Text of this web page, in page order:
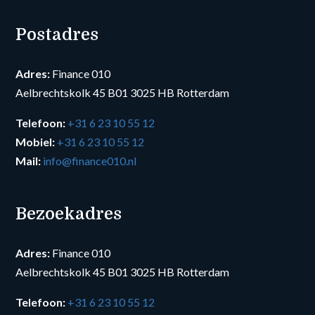
Postadres
Adres: Finance 010
Aelbrechtskolk 45 B01 3025 HB Rotterdam
Telefoon: +31 6 23 10 55 12
Mobiel: +31 6 23 10 55 12
Mail: info@finance010.nl
Bezoekadres
Adres: Finance 010
Aelbrechtskolk 45 B01 3025 HB Rotterdam
Telefoon: +31 6 23 10 55 12